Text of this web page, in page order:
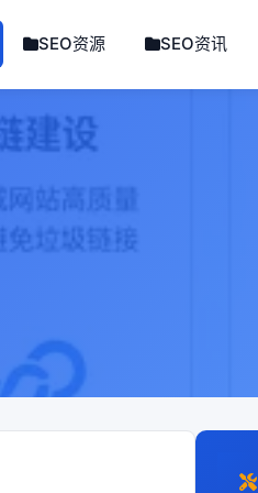
SEO资源 SEO资讯